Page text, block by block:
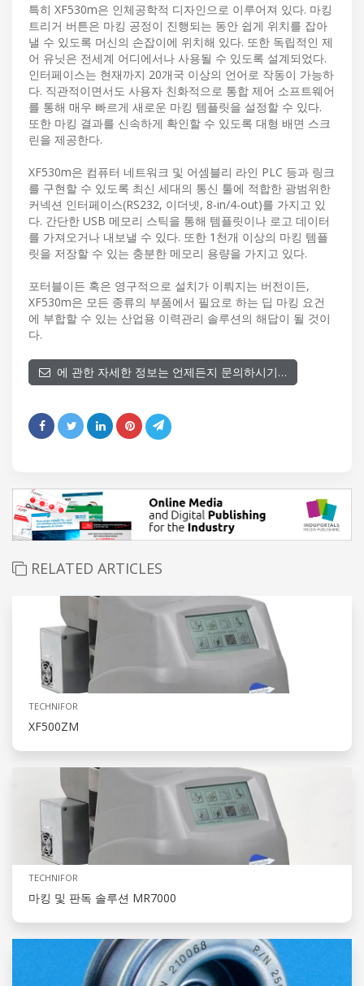
특히 XF530m은 인체공학적 디자인으로 이루어져 있다. 마킹
트리거 버튼은 마킹 공정이 진행되는 동안 쉽게 위치를 잡아
낼 수 있도록 머신의 손잡이에 위치해 있다. 또한 독립적인 제
어 유닛은 전세계 어디에서나 사용될 수 있도록 설계되었다.
인터페이스는 현재까지 20개국 이상의 언어로 작동이 가능하
다. 직관적이면서도 사용자 친화적으로 통합 제어 소프트웨어
를 통해 매우 빠르게 새로운 마킹 템플릿을 설정할 수 있다.
또한 마킹 결과를 신속하게 확인할 수 있도록 대형 배면 스크
린을 제공한다.
XF530m은 컴퓨터 네트워크 및 어셈블리 라인 PLC 등과 링크
를 구현할 수 있도록 최신 세대의 통신 툴에 적합한 광범위한
커넥션 인터페이스(RS232, 이더넷, 8-in/4-out)를 가지고 있
다. 간단한 USB 메모리 스틱을 통해 템플릿이나 로고 데이터
를 가져오거나 내보낼 수 있다. 또한 1천개 이상의 마킹 템플
릿을 저장할 수 있는 충분한 메모리 용량을 가지고 있다.
포터블이든 혹은 영구적으로 설치가 이뤄지는 버전이든,
XF530m은 모든 종류의 부품에서 필요로 하는 딥 마킹 요건
에 부합할 수 있는 산업용 이력관리 솔루션의 해답이 될 것이
다.
에 관한 자세한 정보는 언제든지 문의하시기…
RELATED ARTICLES
TECHNIFOR
XF500ZM
TECHNIFOR
마킹 및 판독 솔루션 MR7000